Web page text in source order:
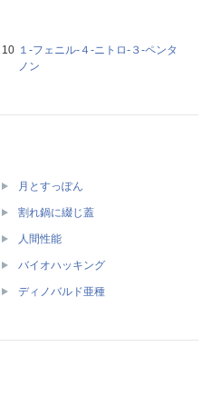
１‐フェニル‐４‐ニトロ‐３‐ペンタ
ノン
月とすっぽん
割れ鍋に綴じ蓋
人間性能
バイオハッキング
ディノバルド亜種